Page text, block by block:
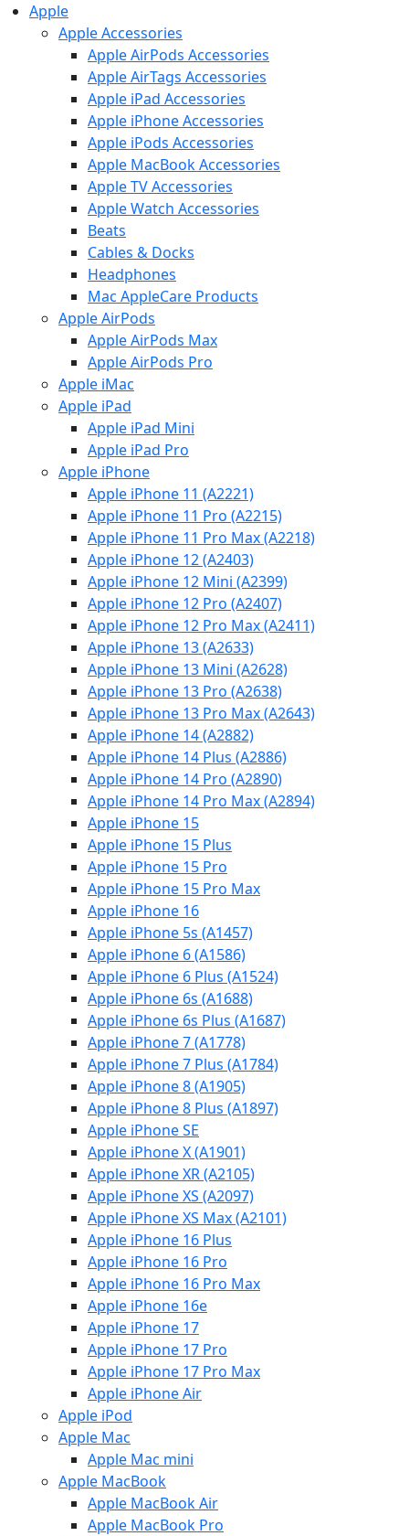
Apple
Apple Accessories
Apple AirPods Accessories
Apple AirTags Accessories
Apple iPad Accessories
Apple iPhone Accessories
Apple iPods Accessories
Apple MacBook Accessories
Apple TV Accessories
Apple Watch Accessories
Beats
Cables & Docks
Headphones
Mac AppleCare Products
Apple AirPods
Apple AirPods Max
Apple AirPods Pro
Apple iMac
Apple iPad
Apple iPad Mini
Apple iPad Pro
Apple iPhone
Apple iPhone 11 (A2221)
Apple iPhone 11 Pro (A2215)
Apple iPhone 11 Pro Max (A2218)
Apple iPhone 12 (A2403)
Apple iPhone 12 Mini (A2399)
Apple iPhone 12 Pro (A2407)
Apple iPhone 12 Pro Max (A2411)
Apple iPhone 13 (A2633)
Apple iPhone 13 Mini (A2628)
Apple iPhone 13 Pro (A2638)
Apple iPhone 13 Pro Max (A2643)
Apple iPhone 14 (A2882)
Apple iPhone 14 Plus (A2886)
Apple iPhone 14 Pro (A2890)
Apple iPhone 14 Pro Max (A2894)
Apple iPhone 15
Apple iPhone 15 Plus
Apple iPhone 15 Pro
Apple iPhone 15 Pro Max
Apple iPhone 16
Apple iPhone 5s (A1457)
Apple iPhone 6 (A1586)
Apple iPhone 6 Plus (A1524)
Apple iPhone 6s (A1688)
Apple iPhone 6s Plus (A1687)
Apple iPhone 7 (A1778)
Apple iPhone 7 Plus (A1784)
Apple iPhone 8 (A1905)
Apple iPhone 8 Plus (A1897)
Apple iPhone SE
Apple iPhone X (A1901)
Apple iPhone XR (A2105)
Apple iPhone XS (A2097)
Apple iPhone XS Max (A2101)
Apple iPhone 16 Plus
Apple iPhone 16 Pro
Apple iPhone 16 Pro Max
Apple iPhone 16e
Apple iPhone 17
Apple iPhone 17 Pro
Apple iPhone 17 Pro Max
Apple iPhone Air
Apple iPod
Apple Mac
Apple Mac mini
Apple MacBook
Apple MacBook Air
Apple MacBook Pro